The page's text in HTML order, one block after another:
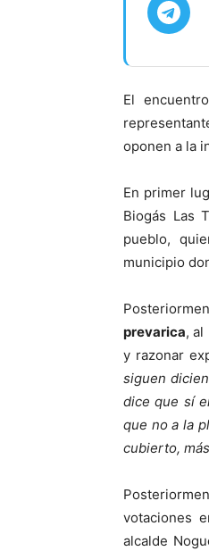
El
oponen a la
En primer
Biogás Las
pueblo,
municipio
prevarica, al
y razonar
siguen
dice que sí
que no a la
cubierto,
votaciones
alcalde